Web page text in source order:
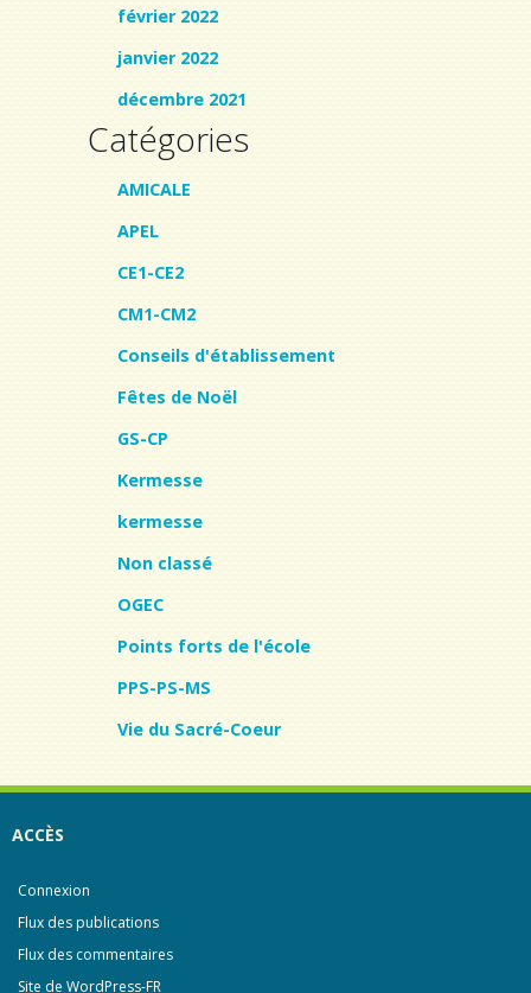
février 2022
janvier 2022
décembre 2021
Catégories
AMICALE
APEL
CE1-CE2
CM1-CM2
Conseils d'établissement
Fêtes de Noël
GS-CP
Kermesse
kermesse
Non classé
OGEC
Points forts de l'école
PPS-PS-MS
Vie du Sacré-Coeur
ACCÈS
Connexion
Flux des publications
Flux des commentaires
Site de WordPress-FR